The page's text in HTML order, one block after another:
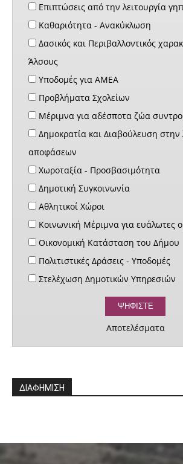
Επιπτώσεις από την λειτουργία
Καθαριότητα - Ανακύκλωση
Δασικός και Περιβαλλοντικός
Άλσους
Υποδομές για ΑΜΕΑ
Προβλήματα Σχολείων
Μέριμνα για αδέσποτα ζώα
Δημοκρατία και Διαβούλευση
αποφάσεων
Χωροταξία - Προσβασιμότητα
Δημοτική Συγκοινωνία
Αθλητικοί Χώροι
Κοινωνική Μέριμνα για ευάλωτες
Οικονομική Κατάσταση του Δήμου
Πολιτιστικές Δράσεις - Υποδομές
Στελέχωση Δημοτικών Υπηρεσιών
Αποτελέσματα
ΔΙΑΦΗΜΙΣΗ